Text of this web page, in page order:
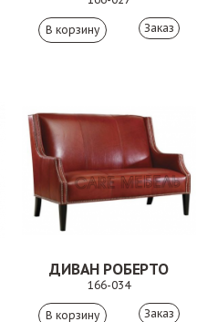
Заказ
ДИВАН РОБЕРТО
166-034
Заказ